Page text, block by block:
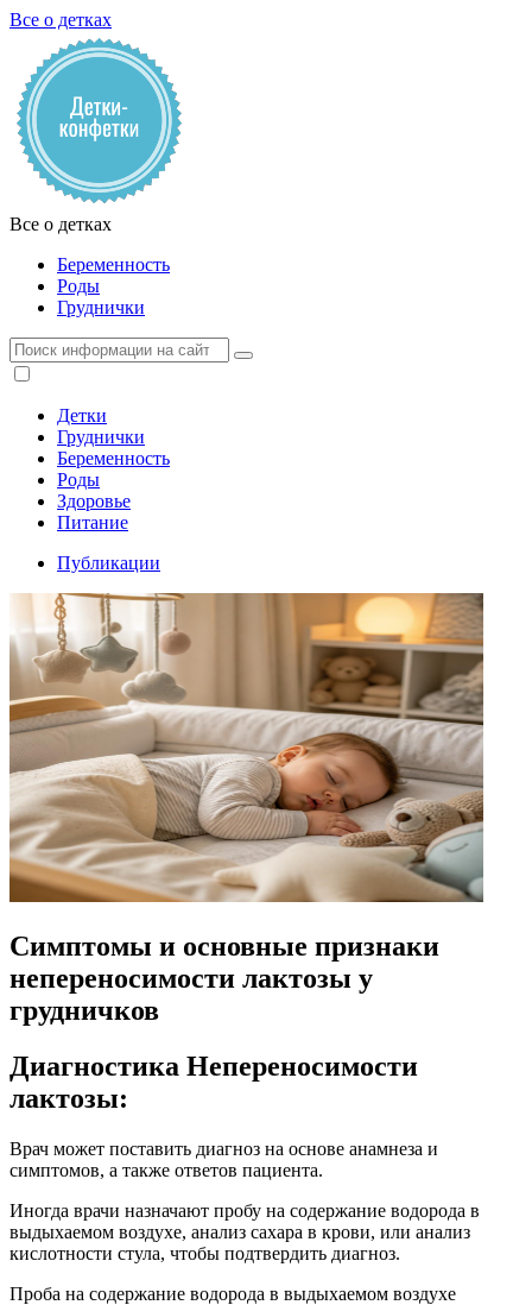
Все о детках
Все о детках
Беременность
Роды
Груднички
Детки
Груднички
Беременность
Роды
Здоровье
Питание
Публикации
Симптомы и основные признаки
непереносимости лактозы у
грудничков
Диагностика Непереносимости
лактозы:
Врач может поставить диагноз на основе анамнеза и
симптомов, а также ответов пациента.
Иногда врачи назначают пробу на содержание водорода в
выдыхаемом воздухе, анализ сахара в крови, или анализ
кислотности стула, чтобы подтвердить диагноз.
Проба на содержание водорода в выдыхаемом воздухе